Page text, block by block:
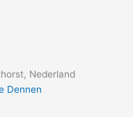
Nederland
Dennen